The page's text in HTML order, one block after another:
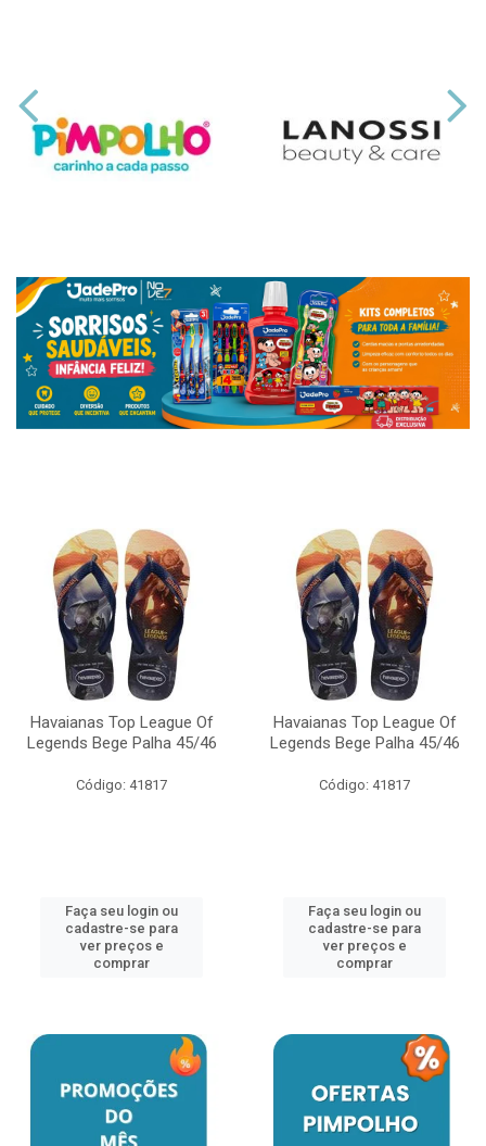
Havaianas Top League Of
Legends Bege Palha 45/46
Código: 41817
Faça seu login ou
cadastre-se para
ver preços e
comprar
Havaianas Top League Of
Legends Bege Palha 45/46
Código: 41817
Faça seu login ou
cadastre-se para
ver preços e
comprar